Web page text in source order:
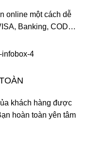
online một cách dễ
Banking, COD…
khách hàng được
hoàn toàn yên tâm